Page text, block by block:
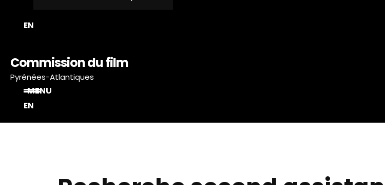
EN
Commission du film
Pyrénées-Atlantiques
MENU
EN